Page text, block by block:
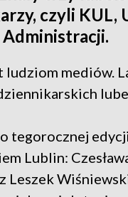
czyli KUL,
mediów.
tegorocznej
Lublin:
Leszek